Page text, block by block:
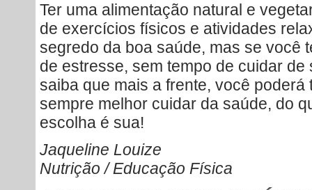
Ter uma alimentação natural e
de exercícios físicos e atividades
segredo da boa saúde, mas se você
de estresse, sem tempo de cuidar
saiba que mais a frente, você
sempre melhor cuidar da saúde, do
escolha é sua!
Jaqueline Louize
Nutrição / Educação Física